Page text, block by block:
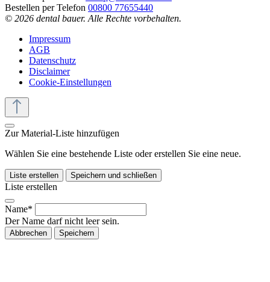
Bestellen per Telefon 00800 77655440
© 2026 dental bauer. Alle Rechte vorbehalten.
Impressum
AGB
Datenschutz
Disclaimer
Cookie-Einstellungen
Zur Material-Liste hinzufügen
Wählen Sie eine bestehende Liste oder erstellen Sie eine neue.
Liste erstellen Speichern und schließen
Liste erstellen
Name*
Der Name darf nicht leer sein.
Abbrechen Speichern